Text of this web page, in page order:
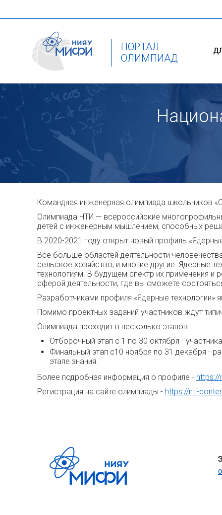
ПОРТАЛ
ОЛИМПИАД
Командная инженерная олимпиада школьников
Олимпиада НТИ — всероссийские
детей с инженерным мышлением, способных
В 2020-2021 году открыт новый профиль
Все больше областей деятельности
сельское хозяйство, и многие другие. Ядерные
технологиям. В будущем спектр их применения и
сферой деятельности, где вы сможете
Разработчиками профиля «Ядерные
Помимо проектных заданий участников ждут
Олимпиада проходит в несколько этапов:
Отборочный этап с 1 по 30 октября -
Финальный этап с10 ноября по 31 декабря -
этапе знания.
Более подробная информация о профиле -
Регистрация на сайте олимпиады - https://nti-